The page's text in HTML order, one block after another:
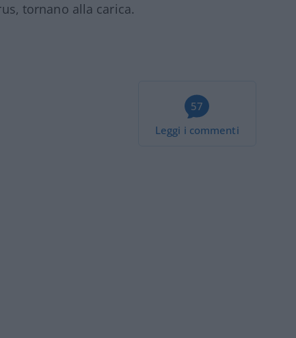
tornano alla carica.
57
Leggi i commenti